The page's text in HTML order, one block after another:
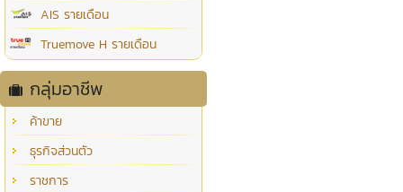
AIS รายเดือน
Truemove H รายเดือน
กลุ่มอาชีพ
ค้าขาย
ธุรกิจส่วนตัว
ราชการ